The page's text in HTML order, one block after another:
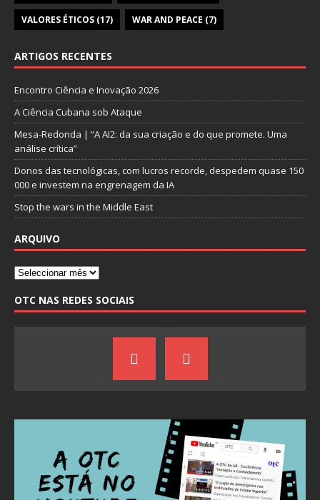
VALORES ÉTICOS (17) WAR AND PEACE (7)
ARTIGOS RECENTES
Encontro Ciência e Inovação 2026
A Ciência Cubana sob Ataque
Mesa-Redonda | “A AI2: da sua criação e do que promete. Uma
análise crítica”
Donos das tecnológicas, com lucros recorde, despedem quase 150
000 e investem na engrenagem da IA
Stop the wars in the Middle East
ARQUIVO
OTC NAS REDES SOCIAIS